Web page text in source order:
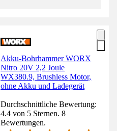
Akku-Bohrhammer WORX
Nitro 20V 2,2 Joule
WX380.9, Brushless Motor,
ohne Akku und Ladegerät
Durchschnittliche Bewertung:
4.4 von 5 Sternen. 8
Bewertungen.